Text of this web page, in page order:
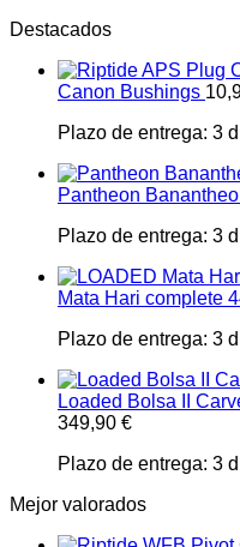
Destacados
Canon Bushings
Plazo de entrega: 3
Pantheon
Plazo de entrega: 3
Mata Hari complete
Plazo de entrega: 3
Loaded Bolsa II
349,90 €
Plazo de entrega: 3
Mejor valorados